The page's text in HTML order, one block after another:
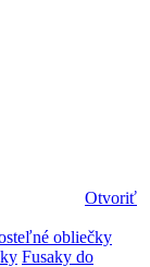
Otvoriť
obliečky
Fusaky do